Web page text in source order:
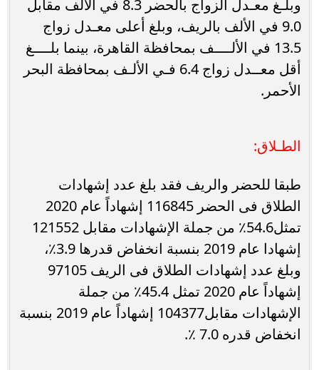
‌وبلـغ معـدل الزواج بالحضر 8.3 في الألف مقابل
9.0 في الألف بالريف، وبلغ أعلى معـدل زواج
13.5 في الألــــف بمحافظة القاهرة، بينما بلــــغ
أقل معــدل زواج 6.4 فـي الألـف بمحافظة البحر
الأحمر.
الطـلاق:
طبقا للحضر والريف فقد بلغ عدد إشهادات
الطلاق فى الحضر 116845 إشهاداً عام 2020
تمثل54.6٪ من جملة الإشهادات مقابل 121552
إشهادا عام 2019 بنسبة انخفاض قدرها 3.9٪،
وبلغ عدد إشهادات الطلاق فى الريف 97105
إشهاداً عام 2020 تمثل 45.4٪ من جملة
الإشهادات مقابل104377 إشهاداً عام 2019 بنسبة
انخفاض قدره 7.0 ٪.